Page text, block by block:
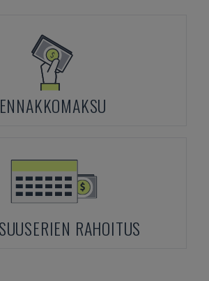
ENNAKKOMAKSU
RAHOITUS